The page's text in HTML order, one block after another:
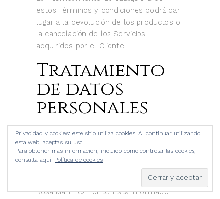
estos Términos y condiciones podrá dar
lugar a la devolución de los productos o
la cancelación de los Servicios
adquiridos por el Cliente.
Tratamiento
de datos
personales
Cuando te conectas al sitio Web para
mandar un correo al Titular, suscribirte o
realizar una contratación, estás
facilitando información de carácter
personal de la que el responsable es
Rosa Martínez Lorite. Esta información
Privacidad y cookies: este sitio utiliza cookies. Al continuar utilizando
esta web, aceptas su uso.
Para obtener más información, incluido cómo controlar las cookies,
consulta aquí: Política de cookies